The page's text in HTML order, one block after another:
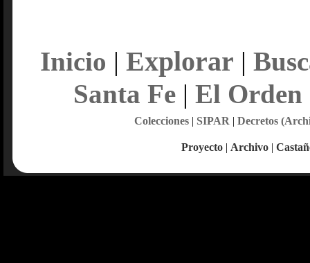
Inicio | Explorar |
Santa Fe| El Orden
Colecciones| SIPAR | Decretos
Proyecto | Archivo |